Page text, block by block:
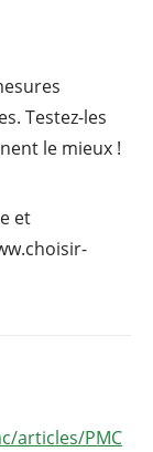
Testez-les
le mieux !
et
articles/PMC